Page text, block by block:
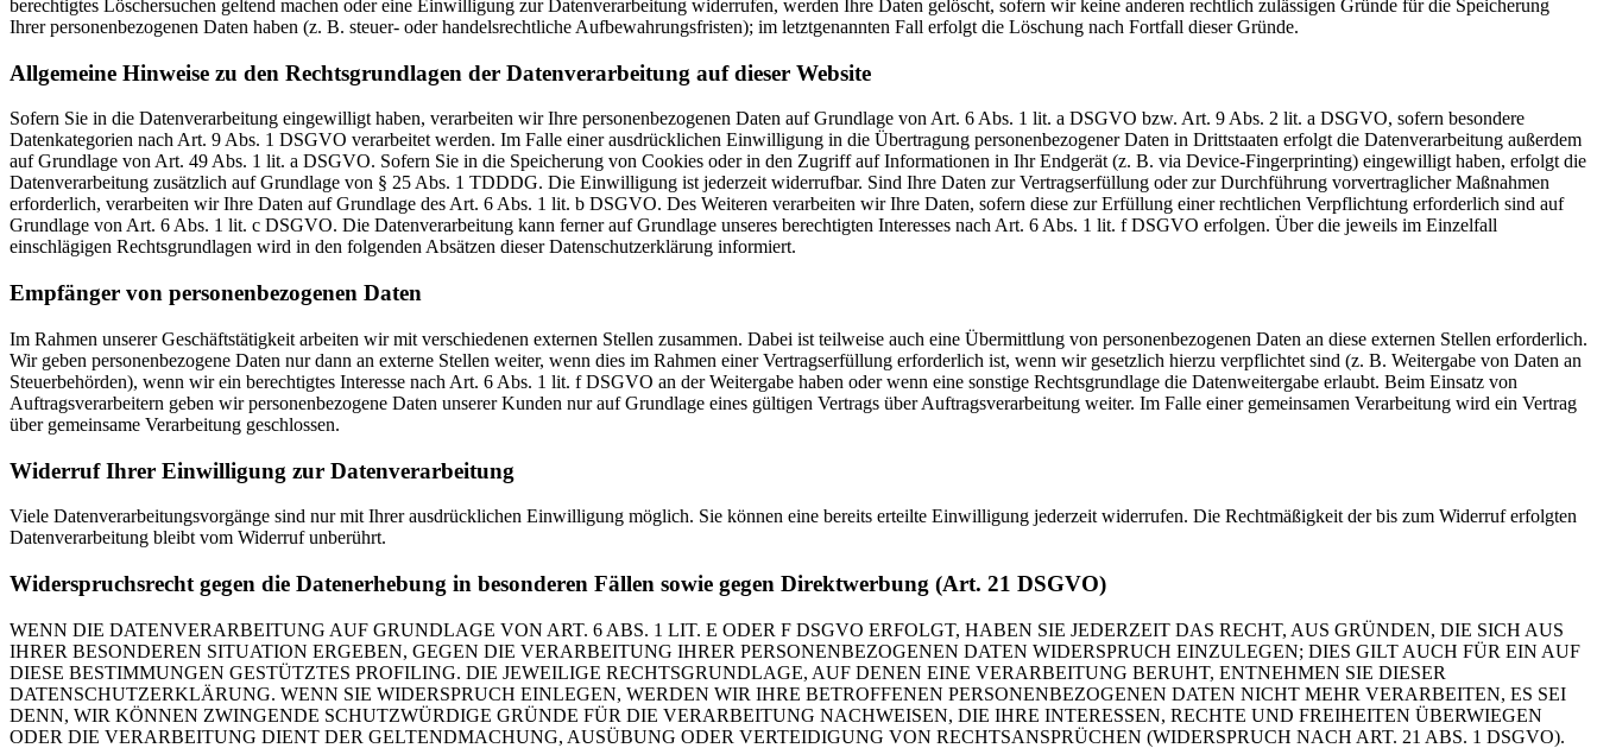
berechtigtes Löschersuchen geltend machen oder eine Einwilligung zur Datenverarbeitung widerrufen, werden Ihre Daten gelöscht, sofern wir keine anderen rechtlich zulässigen Gründe für die Speicherung
Ihrer personenbezogenen Daten haben (z. B. steuer- oder handelsrechtliche Aufbewahrungsfristen); im letztgenannten Fall erfolgt die Löschung nach Fortfall dieser Gründe.
Allgemeine Hinweise zu den Rechtsgrundlagen der Datenverarbeitung auf dieser Website
Sofern Sie in die Datenverarbeitung eingewilligt haben, verarbeiten wir Ihre personenbezogenen Daten auf Grundlage von Art. 6 Abs. 1 lit. a DSGVO bzw. Art. 9 Abs. 2 lit. a DSGVO, sofern besondere
Datenkategorien nach Art. 9 Abs. 1 DSGVO verarbeitet werden. Im Falle einer ausdrücklichen Einwilligung in die Übertragung personenbezogener Daten in Drittstaaten erfolgt die Datenverarbeitung außerdem
auf Grundlage von Art. 49 Abs. 1 lit. a DSGVO. Sofern Sie in die Speicherung von Cookies oder in den Zugriff auf Informationen in Ihr Endgerät (z. B. via Device-Fingerprinting) eingewilligt haben, erfolgt die
Datenverarbeitung zusätzlich auf Grundlage von § 25 Abs. 1 TDDDG. Die Einwilligung ist jederzeit widerrufbar. Sind Ihre Daten zur Vertragserfüllung oder zur Durchführung vorvertraglicher Maßnahmen
erforderlich, verarbeiten wir Ihre Daten auf Grundlage des Art. 6 Abs. 1 lit. b DSGVO. Des Weiteren verarbeiten wir Ihre Daten, sofern diese zur Erfüllung einer rechtlichen Verpflichtung erforderlich sind auf
Grundlage von Art. 6 Abs. 1 lit. c DSGVO. Die Datenverarbeitung kann ferner auf Grundlage unseres berechtigten Interesses nach Art. 6 Abs. 1 lit. f DSGVO erfolgen. Über die jeweils im Einzelfall
einschlägigen Rechtsgrundlagen wird in den folgenden Absätzen dieser Datenschutzerklärung informiert.
Empfänger von personenbezogenen Daten
Im Rahmen unserer Geschäftstätigkeit arbeiten wir mit verschiedenen externen Stellen zusammen. Dabei ist teilweise auch eine Übermittlung von personenbezogenen Daten an diese externen Stellen erforderlich.
Wir geben personenbezogene Daten nur dann an externe Stellen weiter, wenn dies im Rahmen einer Vertragserfüllung erforderlich ist, wenn wir gesetzlich hierzu verpflichtet sind (z. B. Weitergabe von Daten an
Steuerbehörden), wenn wir ein berechtigtes Interesse nach Art. 6 Abs. 1 lit. f DSGVO an der Weitergabe haben oder wenn eine sonstige Rechtsgrundlage die Datenweitergabe erlaubt. Beim Einsatz von
Auftragsverarbeitern geben wir personenbezogene Daten unserer Kunden nur auf Grundlage eines gültigen Vertrags über Auftragsverarbeitung weiter. Im Falle einer gemeinsamen Verarbeitung wird ein Vertrag
über gemeinsame Verarbeitung geschlossen.
Widerruf Ihrer Einwilligung zur Datenverarbeitung
Viele Datenverarbeitungsvorgänge sind nur mit Ihrer ausdrücklichen Einwilligung möglich. Sie können eine bereits erteilte Einwilligung jederzeit widerrufen. Die Rechtmäßigkeit der bis zum Widerruf erfolgten
Datenverarbeitung bleibt vom Widerruf unberührt.
Widerspruchsrecht gegen die Datenerhebung in besonderen Fällen sowie gegen Direktwerbung (Art. 21 DSGVO)
WENN DIE DATENVERARBEITUNG AUF GRUNDLAGE VON ART. 6 ABS. 1 LIT. E ODER F DSGVO ERFOLGT, HABEN SIE JEDERZEIT DAS RECHT, AUS GRÜNDEN, DIE SICH AUS
IHRER BESONDEREN SITUATION ERGEBEN, GEGEN DIE VERARBEITUNG IHRER PERSONENBEZOGENEN DATEN WIDERSPRUCH EINZULEGEN; DIES GILT AUCH FÜR EIN AUF
DIESE BESTIMMUNGEN GESTÜTZTES PROFILING. DIE JEWEILIGE RECHTSGRUNDLAGE, AUF DENEN EINE VERARBEITUNG BERUHT, ENTNEHMEN SIE DIESER
DATENSCHUTZERKLÄRUNG. WENN SIE WIDERSPRUCH EINLEGEN, WERDEN WIR IHRE BETROFFENEN PERSONENBEZOGENEN DATEN NICHT MEHR VERARBEITEN, ES SEI
DENN, WIR KÖNNEN ZWINGENDE SCHUTZWÜRDIGE GRÜNDE FÜR DIE VERARBEITUNG NACHWEISEN, DIE IHRE INTERESSEN, RECHTE UND FREIHEITEN ÜBERWIEGEN
ODER DIE VERARBEITUNG DIENT DER GELTENDMACHUNG, AUSÜBUNG ODER VERTEIDIGUNG VON RECHTSANSPRÜCHEN (WIDERSPRUCH NACH ART. 21 ABS. 1 DSGVO).